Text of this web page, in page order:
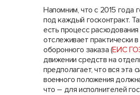
Напомним, что с 2015 года
под каждый госконтракт.
есть процесс
отслеживает практически
оборонного заказа (ЕИС
движении средств на
предполагает, что вся эта
военного положения
что – для исполнителей